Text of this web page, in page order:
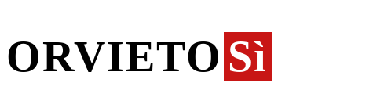
ORVIETO Sì